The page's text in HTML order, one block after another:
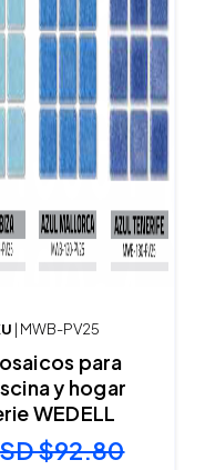
| MWB-PV25
para
y hogar
WEDELL
$92.80